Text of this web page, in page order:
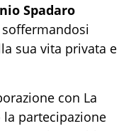
Spadaro
sua vita privata e
con La
partecipazione